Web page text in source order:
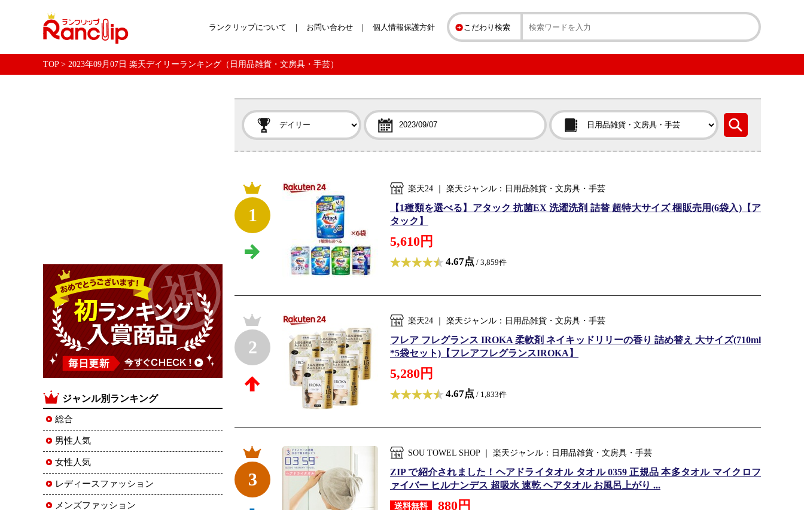
こだわり検索
ランクリップについて お問い合わせ 個人情報保護方針
TOP> 2023年09月07日 楽天デイリーランキング（日用品雑貨・文房具・手芸）
1
楽天24 ｜ 楽天ジャンル：日用品雑貨・文房具・手芸
【1種類を選べる】アタック 抗菌EX 洗濯洗剤 詰替 超特大サイズ 梱販売用(6袋入)【ア
タック】
5,610円
4.67点 / 3,859件
2
楽天24 ｜ 楽天ジャンル：日用品雑貨・文房具・手芸
フレア フレグランス IROKA 柔軟剤 ネイキッドリリーの香り 詰め替え 大サイズ(710ml
*5袋セット)【フレアフレグランスIROKA】
5,280円
4.67点 / 1,833件
3
SOU TOWEL SHOP ｜ 楽天ジャンル：日用品雑貨・文房具・手芸
ZIP で紹介されました！ヘアドライタオル タオル 0359 正規品 本多タオル マイクロフ
ァイバー ヒルナンデス 超吸水 速乾 ヘアタオル お風呂上がり ...
送料無料 880円
ジャンル別ランキング
総合
男性人気
女性人気
レディースファッション
メンズファッション